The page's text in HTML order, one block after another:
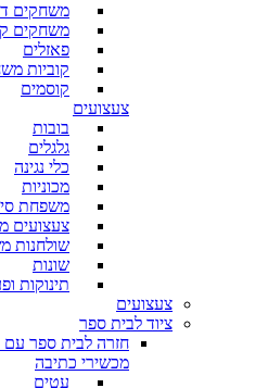
משחקים
משחקים
פאזלים
קוביות
קוסמים
צעצועים
בובות
גלגלים
כלי נגינה
מכוניות
משפחת
צעצועים
שולחנות
שונות
תינוקות
צעצועים
ציוד לבית ספר
חזרה לבית ספר
מכשירי כתיבה
עטים